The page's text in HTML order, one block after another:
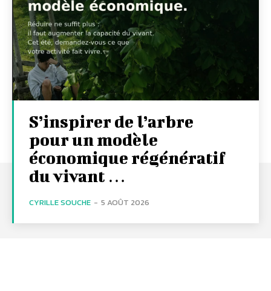
S’inspirer de l’arbre
pour un modèle
économique régénératif
du vivant …
CYRILLE SOUCHE - 5 AOÛT 2026